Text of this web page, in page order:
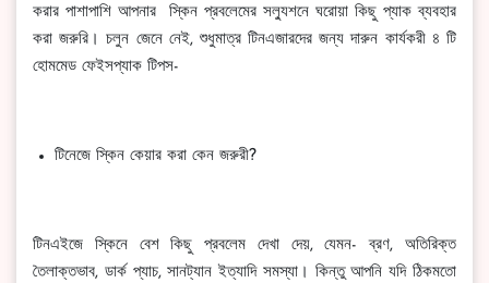
করার পাশাপাশি আপনার স্কিন প্রবলেমের সল্যুশনে ঘরোয়া কিছু প্যাক ব্যবহার
করা জরুরি। চলুন জেনে নেই, শুধুমাত্র টিনএজারদের জন্য দারুন কার্যকরী ৪ টি
হোমমেড ফেইসপ্যাক টিপস-
টিনেজে স্কিন কেয়ার করা কেন জরুরী?
টিনএইজে স্কিনে বেশ কিছু প্রবলেম দেখা দেয়, যেমন- ব্রণ, অতিরিক্ত
তৈলাক্তভাব, ডার্ক প্যাচ, সানট্যান ইত্যাদি সমস্যা। কিন্তু আপনি যদি ঠিকমতো